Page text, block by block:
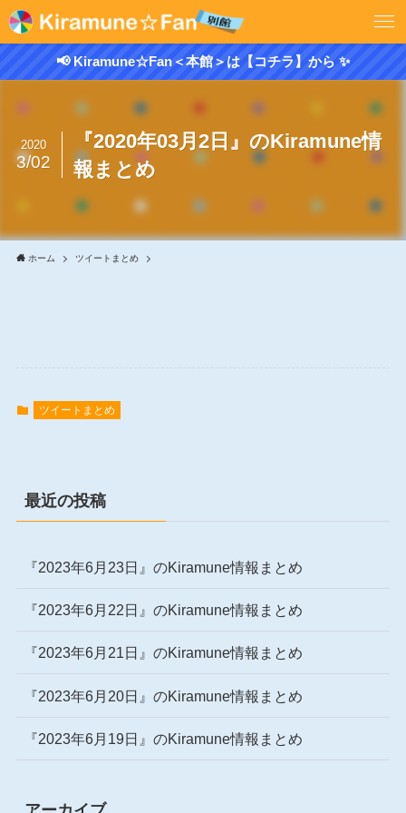
📢 Kiramune☆Fan＜本館＞は【コチラ】から ✨
『2020年03月2日』のKiramune情
報まとめ
2020
3/02
ホーム ツイートまとめ
ツイートまとめ
最近の投稿
『2023年6月23日』のKiramune情報まとめ
『2023年6月22日』のKiramune情報まとめ
『2023年6月21日』のKiramune情報まとめ
『2023年6月20日』のKiramune情報まとめ
『2023年6月19日』のKiramune情報まとめ